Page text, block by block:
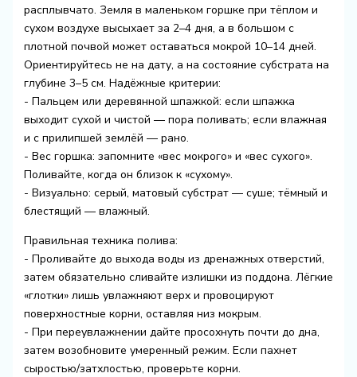
расплывчато. Земля в маленьком горшке при тёплом и
сухом воздухе высыхает за 2–4 дня, а в большом с
плотной почвой может оставаться мокрой 10–14 дней.
Ориентируйтесь не на дату, а на состояние субстрата на
глубине 3–5 см. Надёжные критерии:
- Пальцем или деревянной шпажкой: если шпажка
выходит сухой и чистой — пора поливать; если влажная
и с прилипшей землёй — рано.
- Вес горшка: запомните «вес мокрого» и «вес сухого».
Поливайте, когда он близок к «сухому».
- Визуально: серый, матовый субстрат — суше; тёмный и
блестящий — влажный.
Правильная техника полива:
- Проливайте до выхода воды из дренажных отверстий,
затем обязательно сливайте излишки из поддона. Лёгкие
«глотки» лишь увлажняют верх и провоцируют
поверхностные корни, оставляя низ мокрым.
- При переувлажнении дайте просохнуть почти до дна,
затем возобновите умеренный режим. Если пахнет
сыростью/затхлостью, проверьте корни.